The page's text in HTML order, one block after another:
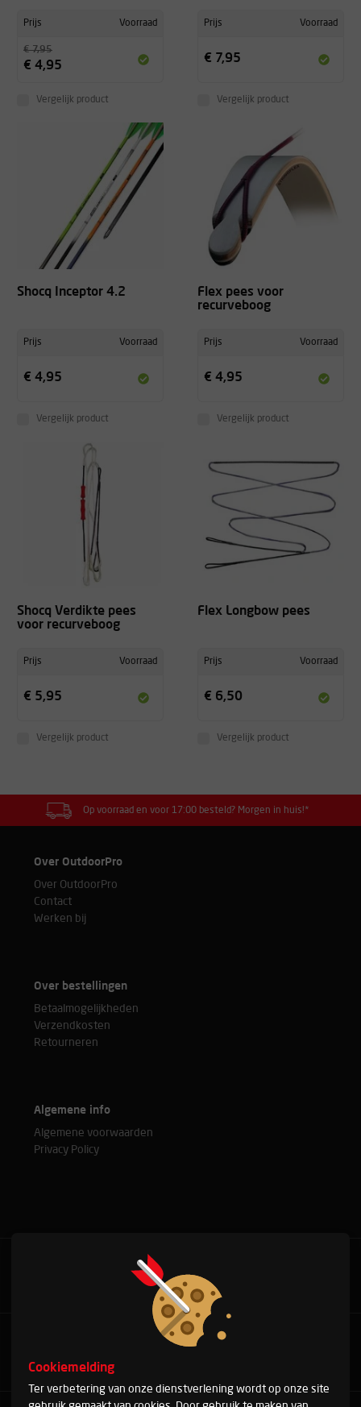
Prijs Voorraad
€ 7,95
€ 4,95
Vergelijk product
Prijs Voorraad
€ 7,95
Vergelijk product
Shocq Inceptor 4.2
Prijs Voorraad
€ 4,95
Vergelijk product
Flex pees voor
recurveboog
Prijs Voorraad
€ 4,95
Vergelijk product
Shocq Verdikte pees
voor recurveboog
Prijs Voorraad
€ 5,95
Vergelijk product
Flex Longbow pees
Prijs Voorraad
€ 6,50
Vergelijk product
Op voorraad en voor 17:00 besteld? Morgen in huis!*
Over OutdoorPro
Over OutdoorPro
Contact
Werken bij
Over bestellingen
Betaalmogelijkheden
Verzendkosten
Retourneren
Algemene info
Algemene voorwaarden
Privacy Policy
Bel met onze experts
+31(0)76 515 37 88
Cookiemelding
Ter verbetering van onze dienstverlening wordt op onze site